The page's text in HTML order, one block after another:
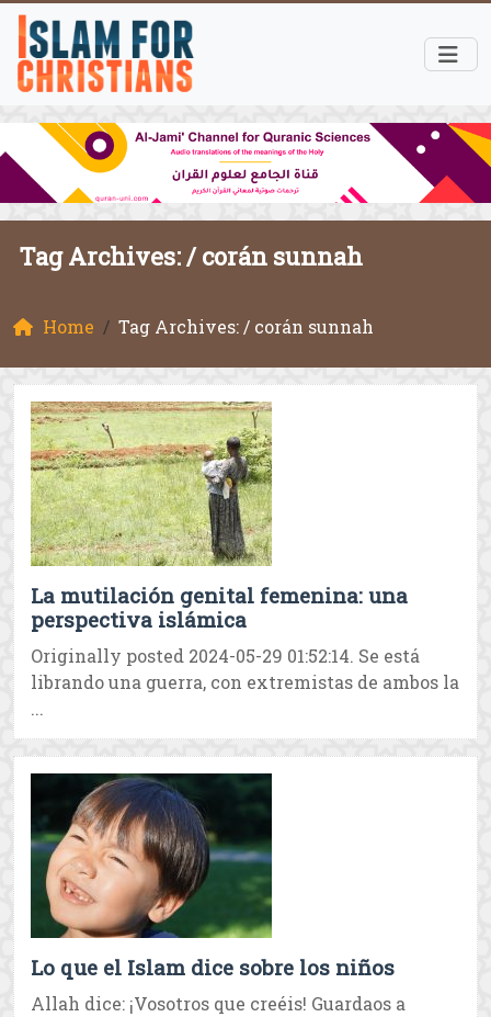
Tag Archives: /corán sunnah
Home Tag Archives: / corán sunnah
La mutilación genital femenina: una
perspectiva islámica
Originally posted 2024-05-29 01:52:14. Se está
librando una guerra, con extremistas de ambos la
...
Lo que el Islam dice sobre los niños
Allah dice: ¡Vosotros que creéis! Guardaos a